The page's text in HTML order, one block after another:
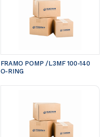
FRAMO POMP /L3MF 100-140
O-RING